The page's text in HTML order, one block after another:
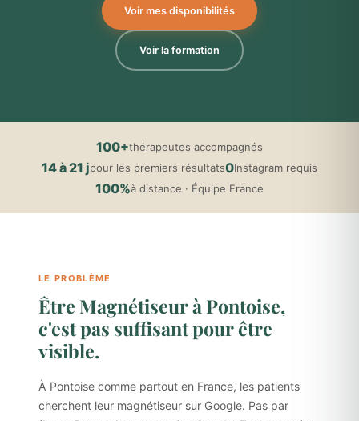
Voir mes disponibilités
Voir la formation
100+thérapeutes accompagnés
14 à 21 jpour les premiers résultats0Instagram requis
100%à distance · Équipe France
LE PROBLÈME
Être Magnétiseur à Pontoise,
c'est pas suffisant pour être
visible.
À Pontoise comme partout en France, les patients
cherchent leur magnétiseur sur Google. Pas par